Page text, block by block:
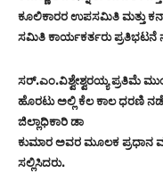
ಕೂಲಿಕಾರರ ಉಪಸಮಿತಿ ಮತ್ತು
ಸಮಿತಿ ಕಾರ್ಯಕರ್ತರು ಪ್ರತಿಭಟನೆ
ಸರ್.ಎಂ.ವಿಶ್ವೇಶ್ವರಯ್ಯ ಪ್ರತಿಮೆ
ಹೊರಟು ಅಲ್ಲಿ ಕೆಲ ಕಾಲ ಧರಣಿ
ಜಿಲ್ಲಾಧಿಕಾರಿ ಡಾ
ಕುಮಾರ ಅವರ ಮೂಲಕ ಪ್ರಧಾನ
ಸಲ್ಲಿಸಿದರು.